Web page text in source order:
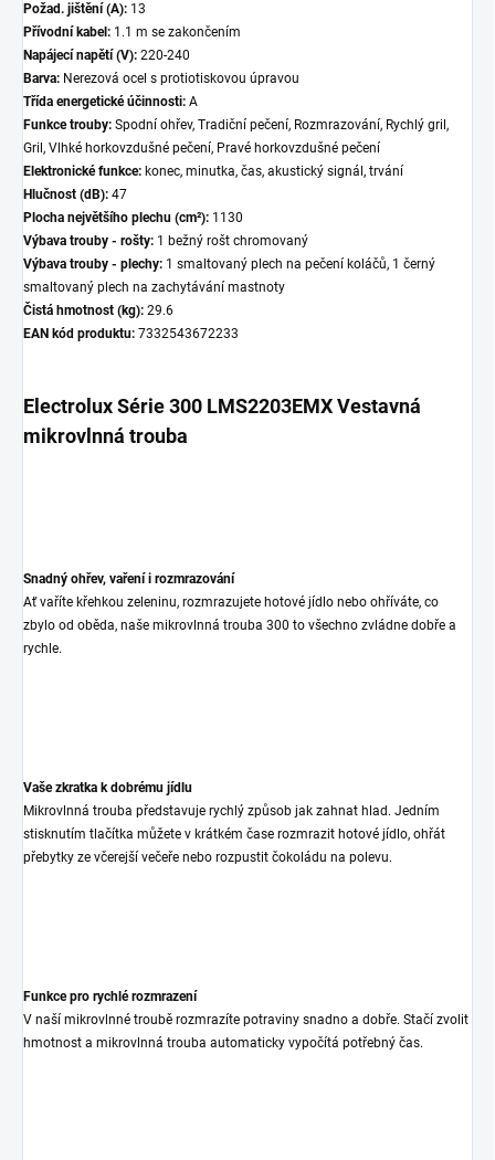
Požad. jištění (A): 13
Přívodní kabel: 1.1 m se zakončením
Napájecí napětí (V): 220-240
Barva: Nerezová ocel s protiotiskovou úpravou
Třída energetické účinnosti: A
Funkce trouby: Spodní ohřev, Tradiční pečení, Rozmrazování, Rychlý gril,
Gril, Vlhké horkovzdušné pečení, Pravé horkovzdušné pečení
Elektronické funkce: konec, minutka, čas, akustický signál, trvání
Hlučnost (dB): 47
Plocha největšího plechu (cm²): 1130
Výbava trouby - rošty: 1 bežný rošt chromovaný
Výbava trouby - plechy: 1 smaltovaný plech na pečení koláčů, 1 černý
smaltovaný plech na zachytávání mastnoty
Čistá hmotnost (kg): 29.6
EAN kód produktu: 7332543672233
Electrolux Série 300 LMS2203EMX Vestavná
mikrovlnná trouba
Snadný ohřev, vaření i rozmrazování
Ať vaříte křehkou zeleninu, rozmrazujete hotové jídlo nebo ohříváte, co
zbylo od oběda, naše mikrovlnná trouba 300 to všechno zvládne dobře a
rychle.
Vaše zkratka k dobrému jídlu
Mikrovlnná trouba představuje rychlý způsob jak zahnat hlad. Jedním
stisknutím tlačítka můžete v krátkém čase rozmrazit hotové jídlo, ohřát
přebytky ze včerejší večeře nebo rozpustit čokoládu na polevu.
Funkce pro rychlé rozmrazení
V naší mikrovlnné troubě rozmrazíte potraviny snadno a dobře. Stačí zvolit
hmotnost a mikrovlnná trouba automaticky vypočítá potřebný čas.